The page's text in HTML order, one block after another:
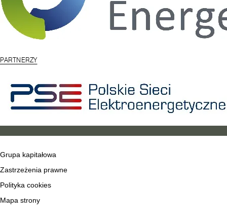
PARTNERZY
Grupa kapitałowa
Zastrzeżenia prawne
Polityka cookies
Mapa strony